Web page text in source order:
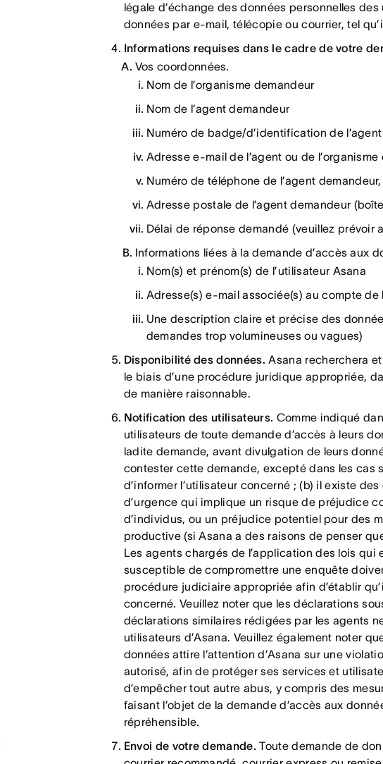
légale d’échange des données personnelles
données par e-mail, télécopie ou courrier, tel
Informations requises dans le cadre de votre
Vos coordonnées.
Nom de l’organisme demandeur
Nom de l’agent demandeur
Numéro de badge/d’identification de
Adresse e-mail de l’agent ou de l’organisme
Numéro de téléphone de l’agent
Adresse postale de l’agent demandeur
Délai de réponse demandé (veuillez prévoir
Informations liées à la demande d’accès aux
Nom(s) et prénom(s) de l’utilisateur Asana
Adresse(s) e-mail associée(s) au compte de
Une description claire et précise des
demandes trop volumineuses ou vagues)
Disponibilité des données.Asana recherchera
le biais d’une procédure juridique appropriée,
de manière raisonnable.
Notification des utilisateurs. Comme indiqué
utilisateurs de toute demande d’accès à leurs
ladite demande, avant divulgation de leurs
contester cette demande, excepté dans les cas
d’informer l’utilisateur concerné ; (b) il existe
d’urgence qui implique un risque de préjudice
d’individus, ou un préjudice potentiel pour des
productive (si Asana a des raisons de penser
Les agents chargés de l’application des lois
susceptible de compromettre une enquête
procédure judiciaire appropriée afin d’établir
concerné. Veuillez noter que les déclarations
déclarations similaires rédigées par les agents
utilisateurs d’Asana. Veuillez également noter
données attire l’attention d’Asana sur une
autorisé, afin de protéger ses services et
d’empêcher tout autre abus, y compris des
faisant l’objet de la demande d’accès aux
répréhensible.
Envoi de votre demande.Toute demande de